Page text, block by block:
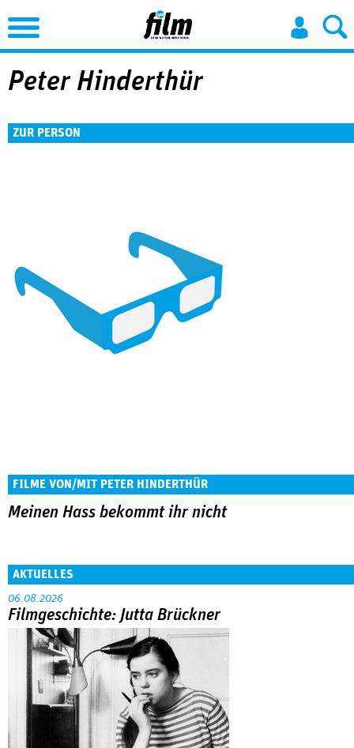
Jump to Navigation
Peter Hinderthür
ZUR PERSON
FILME VON/MIT PETER HINDERTHÜR
Meinen Hass bekommt ihr nicht
AKTUELLES
06.08.2026
Filmgeschichte: Jutta Brückner